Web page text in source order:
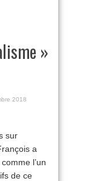
»
2018
sur
a
l’un
de ce